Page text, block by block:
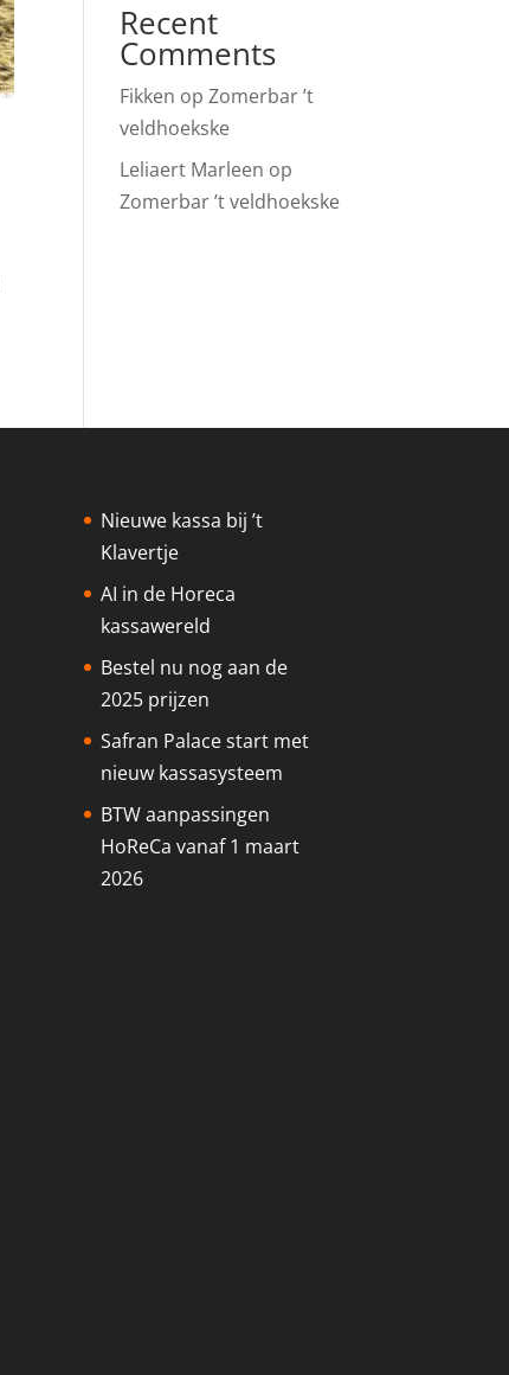
Recent
Comments
Fikken opZomerbar ’t
veldhoekske
Leliaert Marleen op
Zomerbar ’t veldhoekske
Nieuwe kassa bij ’t
Klavertje
AI in de Horeca
kassawereld
Bestel nu nog aan de
2025 prijzen
Safran Palace start met
nieuw kassasysteem
BTW aanpassingen
HoReCa vanaf 1 maart
2026